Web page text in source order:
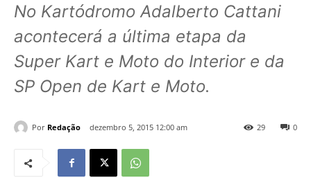
No Kartódromo Adalberto Cattani
acontecerá a última etapa da
Super Kart e Moto do Interior e da
SP Open de Kart e Moto.
Por Redação dezembro 5, 2015 12:00 am 0
29